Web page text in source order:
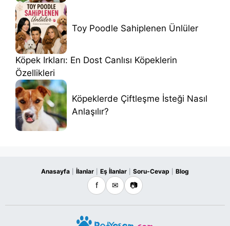
Toy Poodle Sahiplenen Ünlüler
Köpek Irkları: En Dost Canlısı Köpeklerin
Özellikleri
Köpeklerde Çiftleşme İsteği Nasıl
Anlaşılır?
Anasayfa İlanlar Eş İlanlar Soru-Cevap Blog
f ✉ 📷